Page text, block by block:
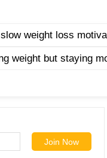
slow weight loss
weight but staying